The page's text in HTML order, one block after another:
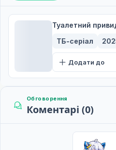
Цукаса і Амане
Односторонній
14 вер. 2025
Туалетний
ТБ-серіал
Додати до
Обговорення
Коментарі (0)